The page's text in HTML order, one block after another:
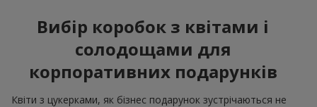
Вибір коробок з квітами і
солодощами для
корпоративних подарунків
Квіти з цукерками, як бізнес подарунок зустрічаються не